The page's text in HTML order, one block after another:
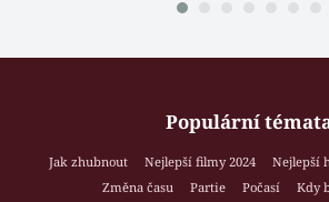
Populární
Jak zhubnout Nejlepší filmy 2024 Nejlepší
Změna času
Partie Počasí
Kdy